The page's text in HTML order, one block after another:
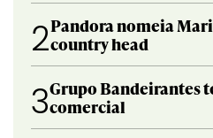
2Pandora nomeia
country head
3Grupo Bandeirantes
comercial